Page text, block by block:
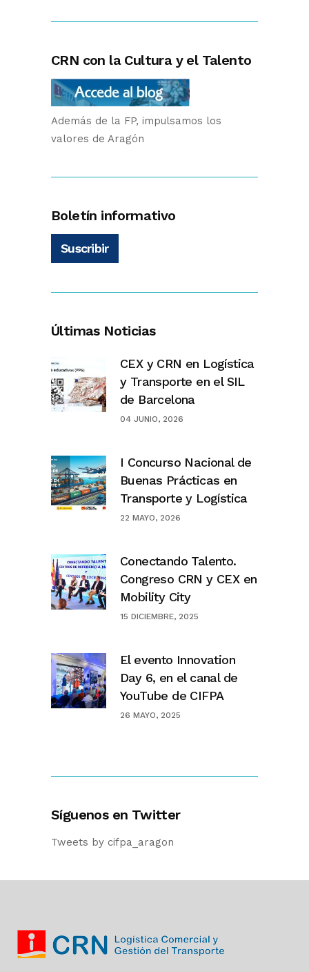
CRN con la Cultura y el Talento
Además de la FP, impulsamos los
valores de Aragón
Boletín informativo
Suscribir
Últimas Noticias
CEX y CRN en Logística
y Transporte en el SIL
de Barcelona
04 JUNIO, 2026
I Concurso Nacional de
Buenas Prácticas en
Transporte y Logística
22 MAYO, 2026
Conectando Talento.
Congreso CRN y CEX en
Mobility City
15 DICIEMBRE, 2025
El evento Innovation
Day 6, en el canal de
YouTube de CIFPA
26 MAYO, 2025
Síguenos en Twitter
Tweets by cifpa_aragon